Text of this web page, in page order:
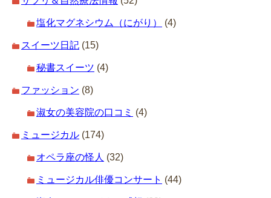
塩化マグネシウム（にがり） (4)
スイーツ日記 (15)
秘書スイーツ (4)
ファッション (8)
淑女の美容院の口コミ (4)
ミュージカル (174)
オペラ座の怪人 (32)
ミュージカル俳優コンサート (44)